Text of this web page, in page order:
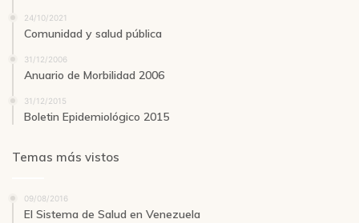
24/10/2021
Comunidad y salud pública
31/12/2006
Anuario de Morbilidad 2006
31/12/2015
Boletin Epidemiológico 2015
Temas más vistos
09/08/2016
El Sistema de Salud en Venezuela